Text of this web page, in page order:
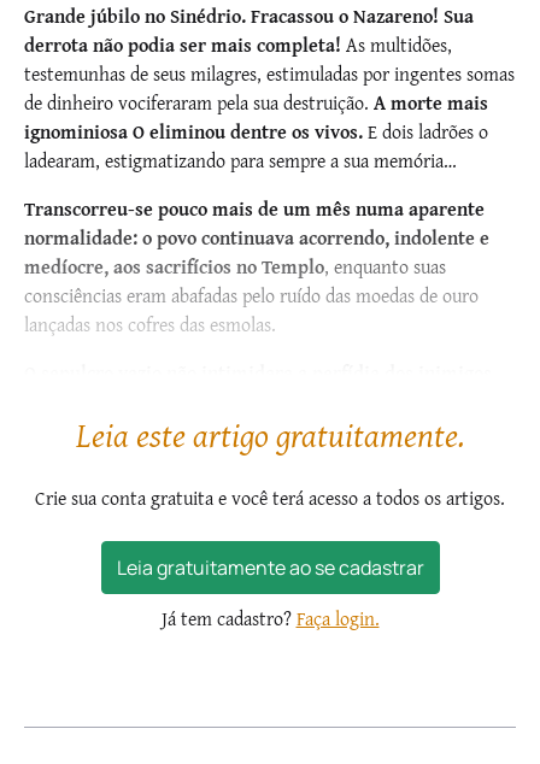
Grande júbilo no Sinédrio. Fracassou o Nazareno! Sua
derrota não podia ser mais completa! As multidões,
testemunhas de seus milagres, estimuladas por ingentes somas
de dinheiro vociferaram pela sua destruição. A morte mais
ignominiosa O eliminou dentre os vivos.E dois ladrões o
ladearam, estigmatizando para sempre a sua memória…
Transcorreu-se pouco mais de um mês numa aparente
normalidade: o povo continuava acorrendo, indolente e
medíocre, aos sacrifícios no Templo, enquanto suas
consciências eram abafadas pelo ruído das moedas de ouro
lançadas nos cofres das esmolas.
Leia este artigo gratuitamente.
Crie sua conta gratuita e você terá acesso a todos os artigos.
Leia gratuitamente ao se cadastrar
Já tem cadastro?Faça login.